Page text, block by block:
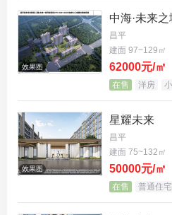
效果图
中海·未来之
昌平
建面 97~129㎡
62000元/㎡
在售 洋房
效果图
星耀未来
昌平
建面 75~132㎡
50000元/㎡
在售 普通住宅